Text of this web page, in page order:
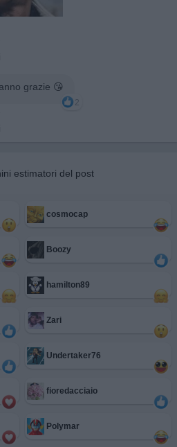
grazie 😘
2
estimatori del post
cosmocap
Boozy
hamilton89
Zari
Undertaker76
fioredacciaio
Polymar